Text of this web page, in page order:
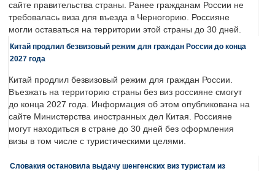
сайте правительства страны. Ранее гражданам России не
требовалась виза для въезда в Черногорию. Россияне
могли оставаться на территории этой страны до 30 дней.
Китай продлил безвизовый режим для граждан России до конца
2027 года
Китай продлил безвизовый режим для граждан России.
Въезжать на территорию страны без виз россияне смогут
до конца 2027 года. Информация об этом опубликована на
сайте Министерства иностранных дел Китая. Россияне
могут находиться в стране до 30 дней без оформления
визы в том числе с туристическими целями.
Словакия остановила выдачу шенгенских виз туристам из